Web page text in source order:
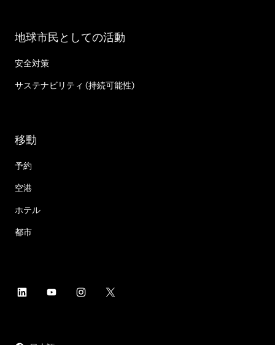
地球市民としての活動
安全対策
サステナビリティ (持続可能性)
移動
予約
空港
ホテル
都市